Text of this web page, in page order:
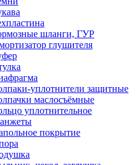
шланги, ГУР
глушителя
уплотнители защитные
маслосъёмные
уплотнительное
покрытие